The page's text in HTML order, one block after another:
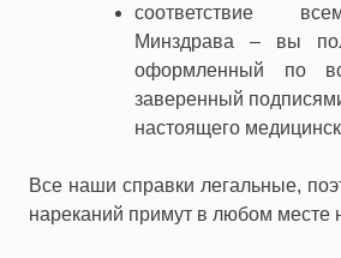
соответствие
Минздрава – вы
оформленный по
заверенный
настоящего
Все наши справки легальные,
нареканий примут в любом месте